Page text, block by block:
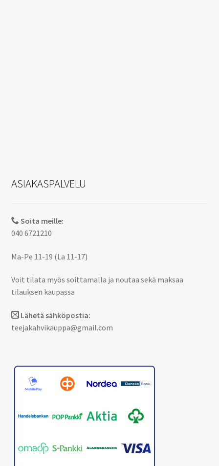
ASIAKASPALVELU
Soita meille:
040 6721210
Ma-Pe 11-19 (La 11-17)
Voit tilata myös soittamalla ja noutaa sekä maksaa
tilauksen kaupassa
Lähetä sähköpostia:
teejakahvikauppa@gmail.com